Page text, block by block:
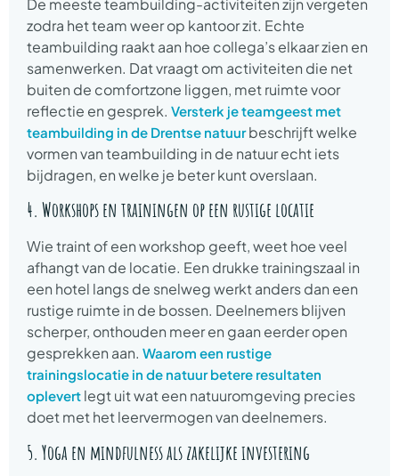
De meeste teambuilding-activiteiten zijn vergeten
zodra het team weer op kantoor zit. Echte
teambuilding raakt aan hoe collega’s elkaar zien en
samenwerken. Dat vraagt om activiteiten die net
buiten de comfortzone liggen, met ruimte voor
reflectie en gesprek. Versterk je teamgeest met
teambuilding in de Drentse natuurbeschrijft welke
vormen van teambuilding in de natuur echt iets
bijdragen, en welke je beter kunt overslaan.
4. Workshops en trainingen op een rustige locatie
Wie traint of een workshop geeft, weet hoe veel
afhangt van de locatie. Een drukke trainingszaal in
een hotel langs de snelweg werkt anders dan een
rustige ruimte in de bossen. Deelnemers blijven
scherper, onthouden meer en gaan eerder open
gesprekken aan. Waarom een rustige
trainingslocatie in de natuur betere resultaten
oplevert legt uit wat een natuuromgeving precies
doet met het leervermogen van deelnemers.
5. Yoga en mindfulness als zakelijke investering